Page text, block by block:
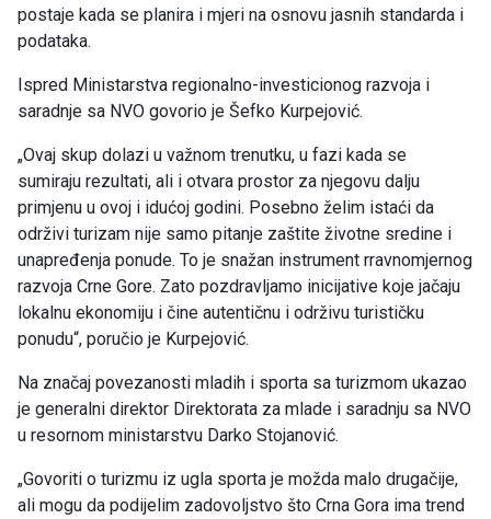
postaje kada se planira i mjeri na osnovu jasnih standarda i
podataka.
Ispred Ministarstva regionalno-investicionog razvoja i
saradnje sa NVO govorio je Šefko Kurpejović.
„Ovaj skup dolazi u važnom trenutku, u fazi kada se
sumiraju rezultati, ali i otvara prostor za njegovu dalju
primjenu u ovoj i idućoj godini. Posebno želim istaći da
održivi turizam nije samo pitanje zaštite životne sredine i
unapređenja ponude. To je snažan instrument rravnomjernog
razvoja Crne Gore. Zato pozdravljamo inicijative koje jačaju
lokalnu ekonomiju i čine autentičnu i održivu turističku
ponudu“, poručio je Kurpejović.
Na značaj povezanosti mladih i sporta sa turizmom ukazao
je generalni direktor Direktorata za mlade i saradnju sa NVO
u resornom ministarstvu Darko Stojanović.
„Govoriti o turizmu iz ugla sporta je možda malo drugačije,
ali mogu da podijelim zadovoljstvo što Crna Gora ima trend